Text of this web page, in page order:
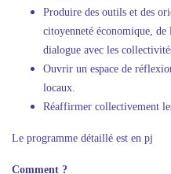
Produire des outils et des
citoyenneté économique,
dialogue avec les
Ouvrir un espace de
locaux.
Réaffirmer collectivement
Le programme détaillé est en pj
Comment ?